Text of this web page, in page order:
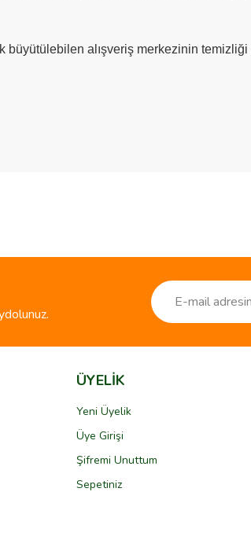
büyütülebilen alışveriş merkezinin
ÜYELİK
Yeni Üyelik
Üye Girişi
Şifremi Unuttum
Sepetiniz